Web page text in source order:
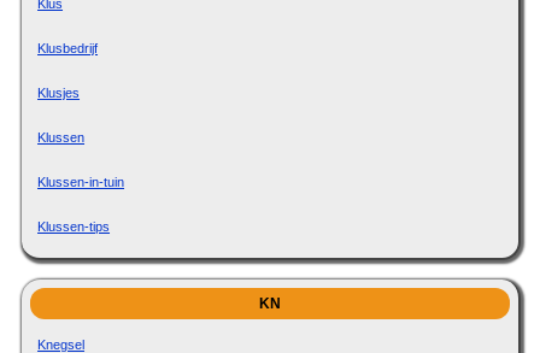
Klus
Klusbedrijf
Klusjes
Klussen
Klussen-in-tuin
Klussen-tips
KN
Knegsel